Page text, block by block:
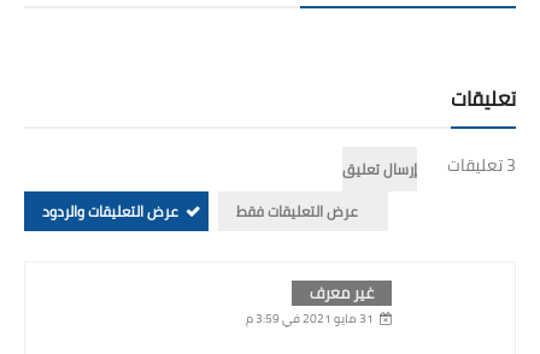
تعليقات
3 تعليقات
إرسال تعليق
عرض التعليقات فقط
عرض التعليقات والردود
غير معرف
31 مايو 2021 في 3:59 م